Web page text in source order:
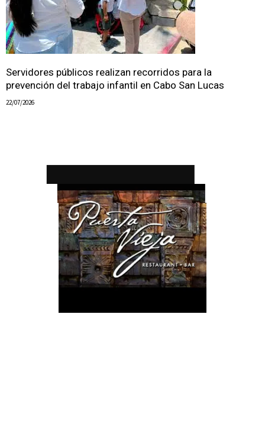
Servidores públicos realizan recorridos para la
prevención del trabajo infantil en Cabo San Lucas
22/07/2026